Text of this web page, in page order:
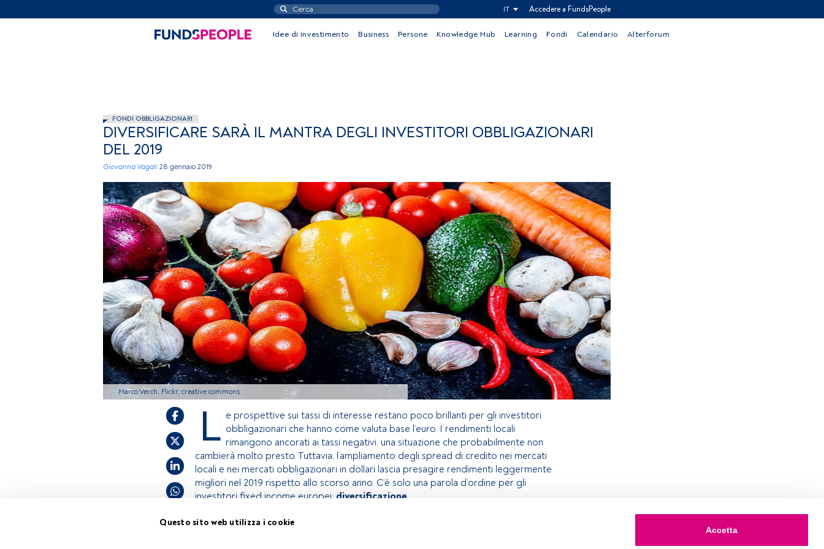
Questo sito web utilizza i cookie
Accetta
IT Accedere a FundsPeople
Idee di investimento Business Persone Knowledge Hub Learning Fondi Calendario Alterforum
FONDI OBBLIGAZIONARI
DIVERSIFICARE SARÀ IL MANTRA DEGLI INVESTITORI OBBLIGAZIONARI
DEL 2019
Giovanna Vagali 28 gennaio 2019
Marco Verch, Flickr, creative commons
L e prospettive sui tassi di interesse restano poco brillanti per gli investitori
obbligazionari che hanno come valuta base l’euro. I rendimenti locali
rimangono ancorati ai tassi negativi, una situazione che probabilmente non
cambierà molto presto. Tuttavia, l’ampliamento degli spread di credito nei mercati
locali e nei mercati obbligazionari in dollari lascia presagire rendimenti leggermente
migliori nel 2019 rispetto allo scorso anno. C’è solo una parola d’ordine per gli
investitori fixed income europei: diversificazione